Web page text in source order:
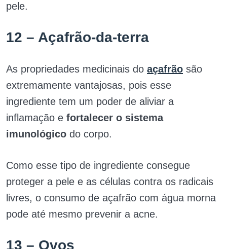
pele.
12 – Açafrão-da-terra
As propriedades medicinais do açafrão são
extremamente vantajosas, pois esse
ingrediente tem um poder de aliviar a
inflamação e fortalecer o sistema
imunológico do corpo.
Como esse tipo de ingrediente consegue
proteger a pele e as células contra os radicais
livres, o consumo de açafrão com água morna
pode até mesmo prevenir a acne.
13 – Ovos